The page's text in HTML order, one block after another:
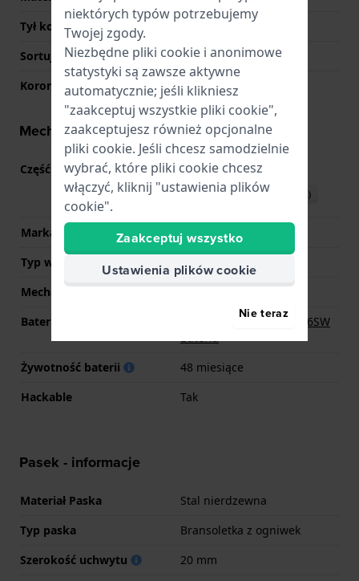
Tył koperty
Pokrywa ciśnieniowa
Sortuj szkiełka
Sapphire
Korona
Koronka wyciągana
Mechanizm - informacje
Część mechanizmu nr 9U13(Zobacz specyfikacje
Pobierz instrukcję (English)
Marka Movement
Miyota
Typ wyświetlacza
Analogowy
Mechanizm
Bateria
Renata R373 373 / SR916SW
Bateria
Żywotność baterii
48 miesiące
Hackable
Tak
Pasek - informacje
Materiał Paska
Stal nierdzewna
Typ paska
Bransoletka z ogniwek
Szerokość uchwytu
20 mm
niektórych typów potrzebujemy
Twojej zgody.
Niezbędne pliki cookie i anonimowe
statystyki są zawsze aktywne
automatycznie; jeśli klikniesz
"zaakceptuj wszystkie pliki cookie",
zaakceptujesz również opcjonalne
pliki cookie. Jeśli chcesz samodzielnie
wybrać, które pliki cookie chcesz
włączyć, kliknij "ustawienia plików
cookie".
Zaakceptuj wszystko
Ustawienia plików cookie
Nie teraz